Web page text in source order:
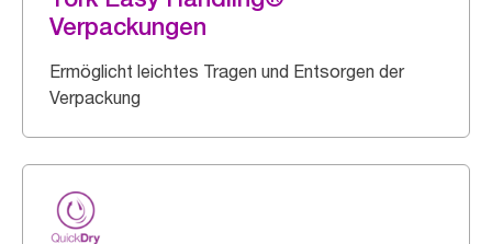
Verpackungen
Ermöglicht leichtes Tragen und Entsorgen der
Verpackung